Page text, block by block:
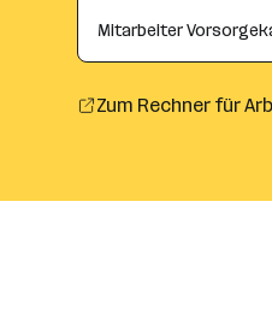
Mitarbeiter
Zum Rechner für